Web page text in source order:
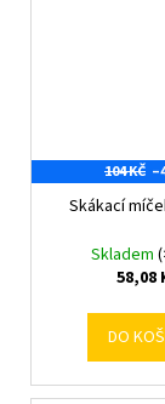
104 KČ
Skákací
Skladem
58,08
DO